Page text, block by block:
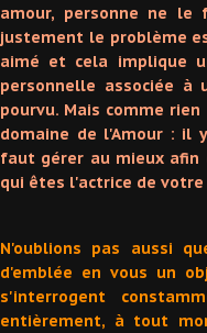
amour, personne ne
justement le problème
aimé et cela implique
personnelle associée à
pourvu. Mais comme
domaine de l'Amour : il
faut gérer au mieux afin
qui êtes l'actrice de
N'oublions pas aussi
d'emblée en vous un
s'interrogent
entièrement, à tout